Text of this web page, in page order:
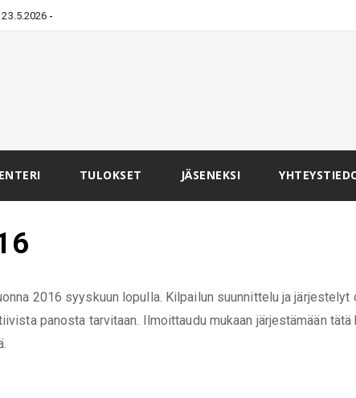
TULOKSET JÄSENEKSI
2016 syyskuun lopulla. Kilpailun suunnittelu ja järjestelyt
panosta tarvitaan. Ilmoittaudu mukaan järjestämään tätä